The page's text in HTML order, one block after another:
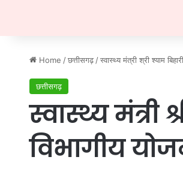
Home / छत्तीसगढ़ / स्वास्थ्य मंत्री श्री श्याम
छत्तीसगढ़
स्वास्थ्य मंत्री
विभागीय